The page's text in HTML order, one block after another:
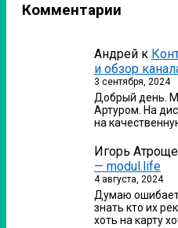
Комментарии
Андрей к
и обзор
3 сентября, 2024
Добрый день.
Артуром. На
на
Игорь
— modul.life
4 августа, 2024
Думаю
знать кто их
хоть на карту